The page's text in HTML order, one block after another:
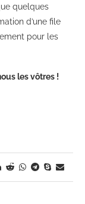
quelques
d’une file
pour les
les vôtres !